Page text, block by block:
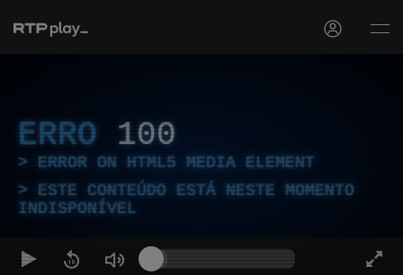
ERRO 100
ERROR ON HTML5 MEDIA ELEMENT
ESTE CONTEÚDO ESTÁ NESTE MOMENTO
INDISPONÍVEL